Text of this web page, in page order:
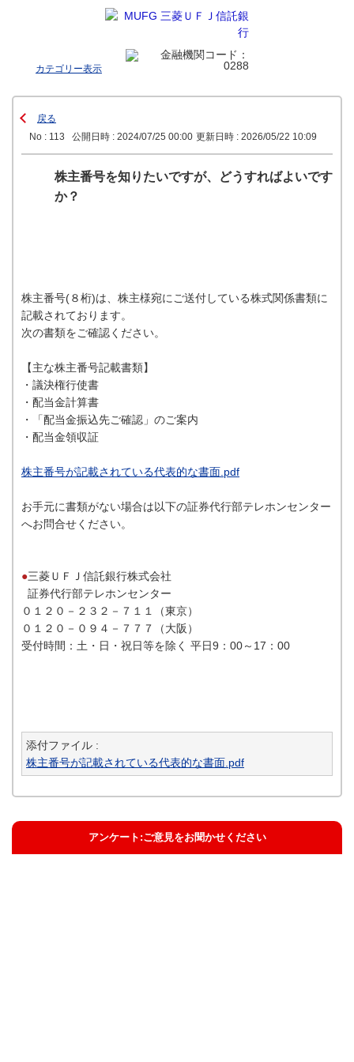
カテゴリー表示
戻る
No : 113
公開日時 : 2024/07/25 00:00 更新日時 : 2026/05/22 10:09
株主番号を知りたいですが、どうすればよいです
か？
株主番号(８桁)は、株主様宛にご送付している株式関係書類に
記載されております。
次の書類をご確認ください。
【主な株主番号記載書類】
・議決権行使書
・配当金計算書
・「配当金振込先ご確認」のご案内
・配当金領収証
株主番号が記載されている代表的な書面.pdf
お手元に書類がない場合は以下の証券代行部テレホンセンター
へお問合せください。
●三菱ＵＦＪ信託銀行株式会社
証券代行部テレホンセンター
０１２０－２３２－７１１（東京）
０１２０－０９４－７７７（大阪）
受付時間：土・日・祝日等を除く 平日9：00～17：00
添付ファイル :
株主番号が記載されている代表的な書面.pdf
アンケート:ご意見をお聞かせください